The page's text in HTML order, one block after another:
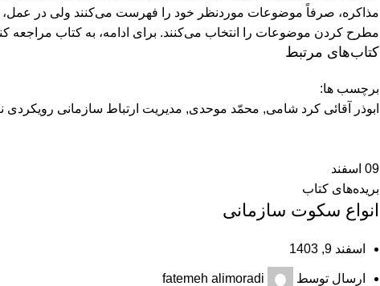
مذاکره، صرفاً موضوعات موردنظر خود را فهرست می‌کنند ولی در
مطرح کردن موضوعات را انتخاب می‌کنند. برای ادامه، به کتاب مراجعه
کتاب‌های مرتبط
برچسب ها:
ابوذر آقائی کرد شامی, محمّد موحدی, مدیریت ارتباط سازمانی رویکردی
09 اسفند
بریده‌های کتاب
اﻧﻮاع ﺳﻜﻮت ﺳﺎزﻣﺎنی
اسفند 9, 1403
ارسال توسط fatemeh alimoradi